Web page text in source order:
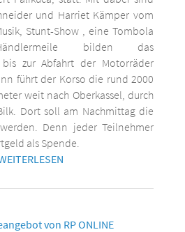
und Harriet Kämper vom
Stunt-Show , eine Tombola
bilden das
zur Abfahrt der Motorräder
führt der Korso die rund 2000
weit nach Oberkassel, durch
Dort soll am Nachmittag die
Denn jeder Teilnehmer
als Spende.
von RP ONLINE